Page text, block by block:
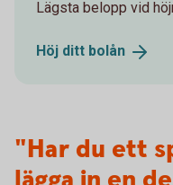
Lägsta belopp vid
Höj ditt bolån
"Har du ett